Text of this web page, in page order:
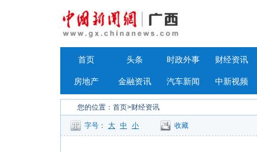
首页 头条 时政外事 财经资讯
房地产 金融资讯 汽车新闻 中新视频
您的位置： 首页>财经资讯
字号： 大 中 小 收藏